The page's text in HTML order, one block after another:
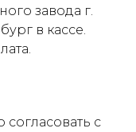
завода г.
в кассе.
с